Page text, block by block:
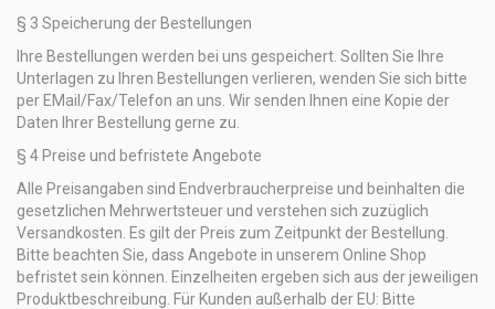
§ 3 Speicherung der Bestellungen
Ihre Bestellungen werden bei uns gespeichert. Sollten Sie Ihre
Unterlagen zu Ihren Bestellungen verlieren, wenden Sie sich bitte
per EMail/Fax/Telefon an uns. Wir senden Ihnen eine Kopie der
Daten Ihrer Bestellung gerne zu.
§ 4 Preise und befristete Angebote
Alle Preisangaben sind Endverbraucherpreise und beinhalten die
gesetzlichen Mehrwertsteuer und verstehen sich zuzüglich
Versandkosten. Es gilt der Preis zum Zeitpunkt der Bestellung.
Bitte beachten Sie, dass Angebote in unserem Online Shop
befristet sein können. Einzelheiten ergeben sich aus der jeweiligen
Produktbeschreibung. Für Kunden außerhalb der EU: Bitte